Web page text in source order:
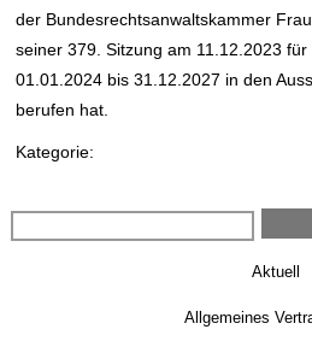
der Bundesrechtsanwaltskammer
seiner 379. Sitzung am 11.12.2023
01.01.2024 bis 31.12.2027 in den
berufen hat.
Kategorie:
Aktuell
Allgemeines